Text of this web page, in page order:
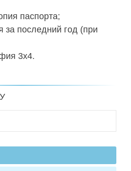
паспорта;
последний год (при
3х4.